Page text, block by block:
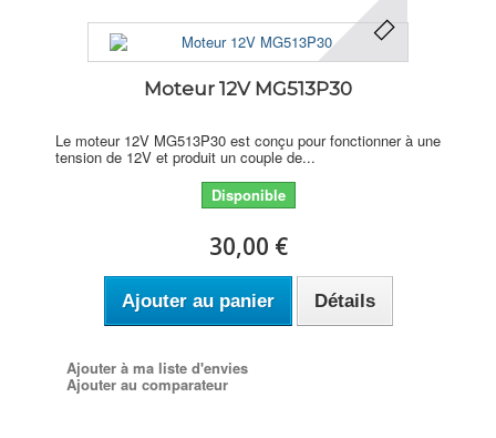
Moteur 12V MG513P30
Le moteur 12V MG513P30 est conçu pour fonctionner à une
tension de 12V et produit un couple de...
Disponible
30,00 €
Ajouter au panier Détails
Ajouter à ma liste d'envies
Ajouter au comparateur